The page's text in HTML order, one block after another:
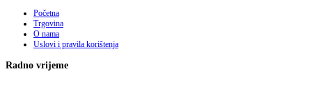
Početna
Trgovina
O nama
Uslovi i pravila korištenja
Radno vrijeme